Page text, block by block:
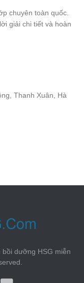
chuyên toàn quốc.
giải chi tiết và hoàn
Thanh Xuân, Hà
dưỡng HSG miễn